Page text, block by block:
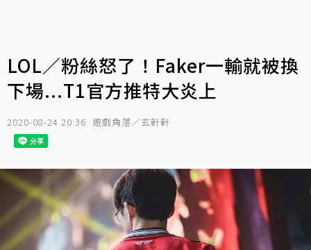
LOL／粉絲怒了！Faker一輸就被換
下場...T1官方推特大炎上
2020-08-24 20:36 遊戲角落／玄軒軒